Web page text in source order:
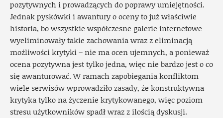
pozytywnych i prowadzących do poprawy umiejętności.
Jednak pyskówki i awantury o oceny to już właściwie
historia, bo wszystkie współczesne galerie internetowe
wyeliminowały takie zachowania wraz z eliminacją
możliwości krytyki – nie ma ocen ujemnych, a ponieważ
ocena pozytywna jest tylko jedna, więc nie bardzo jest o co
się awanturować. W ramach zapobiegania konfliktom
wiele serwisów wprowadziło zasady, że konstruktywna
krytyka tylko na życzenie krytykowanego, więc poziom
stresu użytkowników spadł wraz z ilością dyskusji.